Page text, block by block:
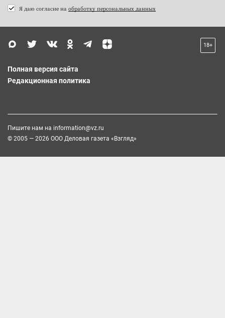
Я даю согласие на обработку персональных данных
18+
Полная версия сайта
Редакционная политика
Пишите нам на information@vz.ru
© 2005 — 2026 ООО Деловая газета «Взгляд»